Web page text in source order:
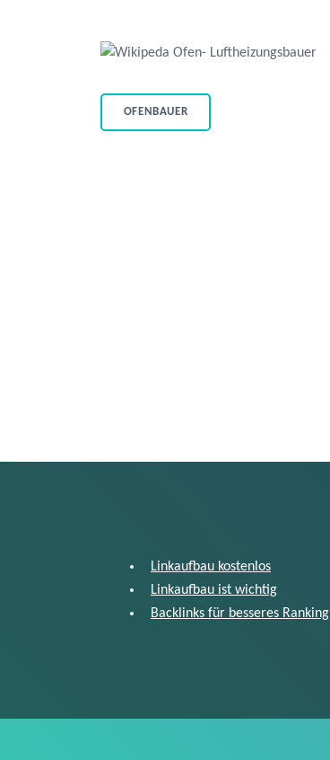
OFENBAUER
Linkaufbau kostenlos
Linkaufbau ist wichtig
Backlinks für besseres Ranking